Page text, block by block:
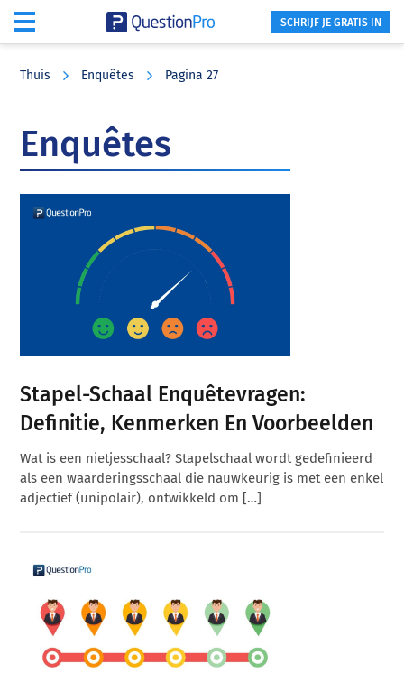
SCHRIJF JE GRATIS IN
Thuis Enquêtes Pagina 27
Enquêtes
Stapel-Schaal Enquêtevragen:
Definitie, Kenmerken En Voorbeelden
Wat is een nietjesschaal? Stapelschaal wordt gedefinieerd
als een waarderingsschaal die nauwkeurig is met een enkel
adjectief (unipolair), ontwikkeld om […]